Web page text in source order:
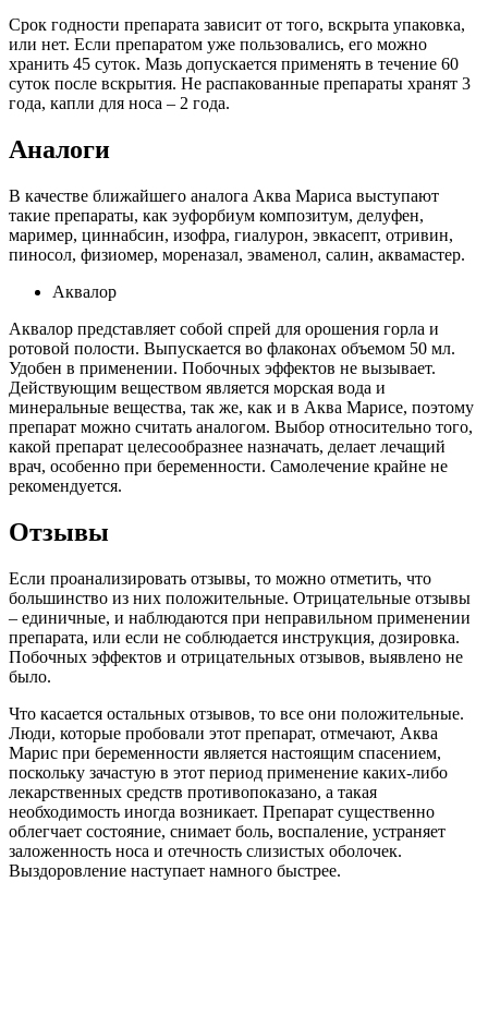
Срок годности препарата зависит от того, вскрыта упаковка,
или нет. Если препаратом уже пользовались, его можно
хранить 45 суток. Мазь допускается применять в течение 60
суток после вскрытия. Не распакованные препараты хранят 3
года, капли для носа – 2 года.
Аналоги
В качестве ближайшего аналога Аква Мариса выступают
такие препараты, как эуфорбиум композитум, делуфен,
маример, циннабсин, изофра, гиалурон, эвкасепт, отривин,
пиносол, физиомер, мореназал, эваменол, салин, аквамастер.
Аквалор
Аквалор представляет собой спрей для орошения горла и
ротовой полости. Выпускается во флаконах объемом 50 мл.
Удобен в применении. Побочных эффектов не вызывает.
Действующим веществом является морская вода и
минеральные вещества, так же, как и в Аква Марисе, поэтому
препарат можно считать аналогом. Выбор относительно того,
какой препарат целесообразнее назначать, делает лечащий
врач, особенно при беременности. Самолечение крайне не
рекомендуется.
Отзывы
Если проанализировать отзывы, то можно отметить, что
большинство из них положительные. Отрицательные отзывы
– единичные, и наблюдаются при неправильном применении
препарата, или если не соблюдается инструкция, дозировка.
Побочных эффектов и отрицательных отзывов, выявлено не
было.
Что касается остальных отзывов, то все они положительные.
Люди, которые пробовали этот препарат, отмечают, Аква
Марис при беременности является настоящим спасением,
поскольку зачастую в этот период применение каких-либо
лекарственных средств противопоказано, а такая
необходимость иногда возникает. Препарат существенно
облегчает состояние, снимает боль, воспаление, устраняет
заложенность носа и отечность слизистых оболочек.
Выздоровление наступает намного быстрее.